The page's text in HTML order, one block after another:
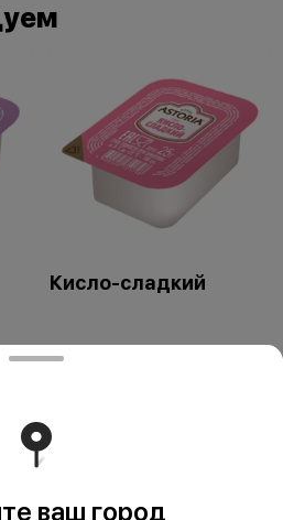
Кисло-сладкий
225503, Столин, ул.
291753273 ОАО»Паритетбанк»
220002, г.Минск, ул
ваш город